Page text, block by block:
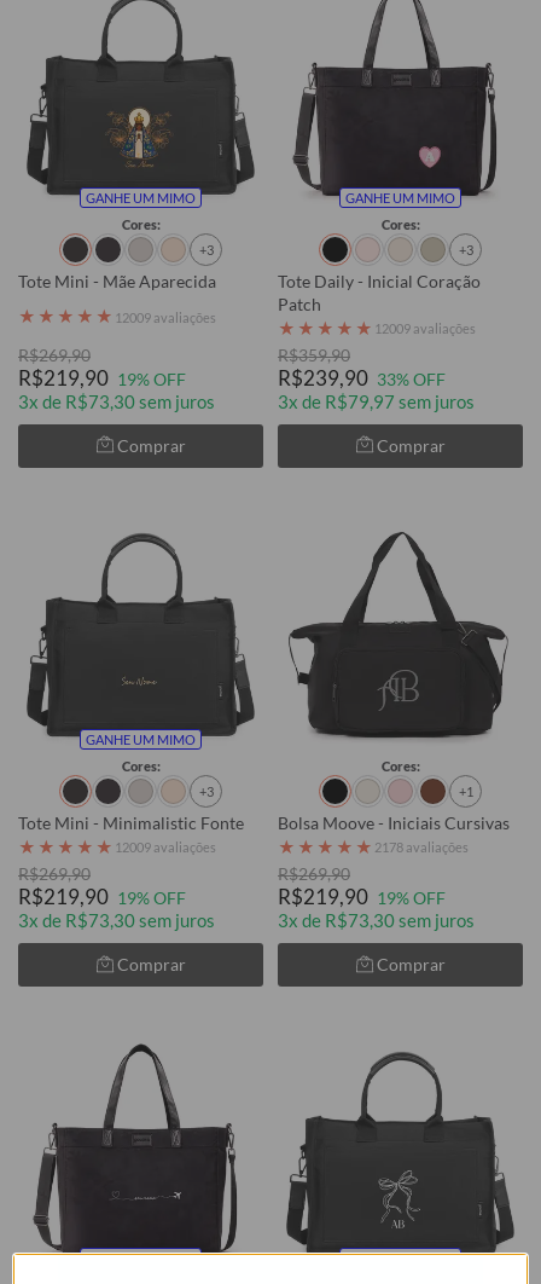
GANHE UM MIMO
Cores:
+3
Tote Mini - Mãe Aparecida
★ ★ ★ ★ ★ 12009 avaliações
R$269,90
R$219,90 19% OFF
3x de R$73,30 sem juros
Comprar
GANHE UM MIMO
Cores:
+3
Tote Daily - Inicial Coração
Patch
★ ★ ★ ★ ★ 12009 avaliações
R$359,90
R$239,90 33% OFF
3x de R$79,97 sem juros
Comprar
GANHE UM MIMO
Cores:
+3
Tote Mini - Minimalistic Fonte
★ ★ ★ ★ ★ 12009 avaliações
R$269,90
R$219,90 19% OFF
3x de R$73,30 sem juros
Comprar
Cores:
+1
Bolsa Moove - Iniciais Cursivas
★ ★ ★ ★ ★ 2178 avaliações
R$269,90
R$219,90 19% OFF
3x de R$73,30 sem juros
Comprar
GANHE UM MIMO
GANHE UM MIMO